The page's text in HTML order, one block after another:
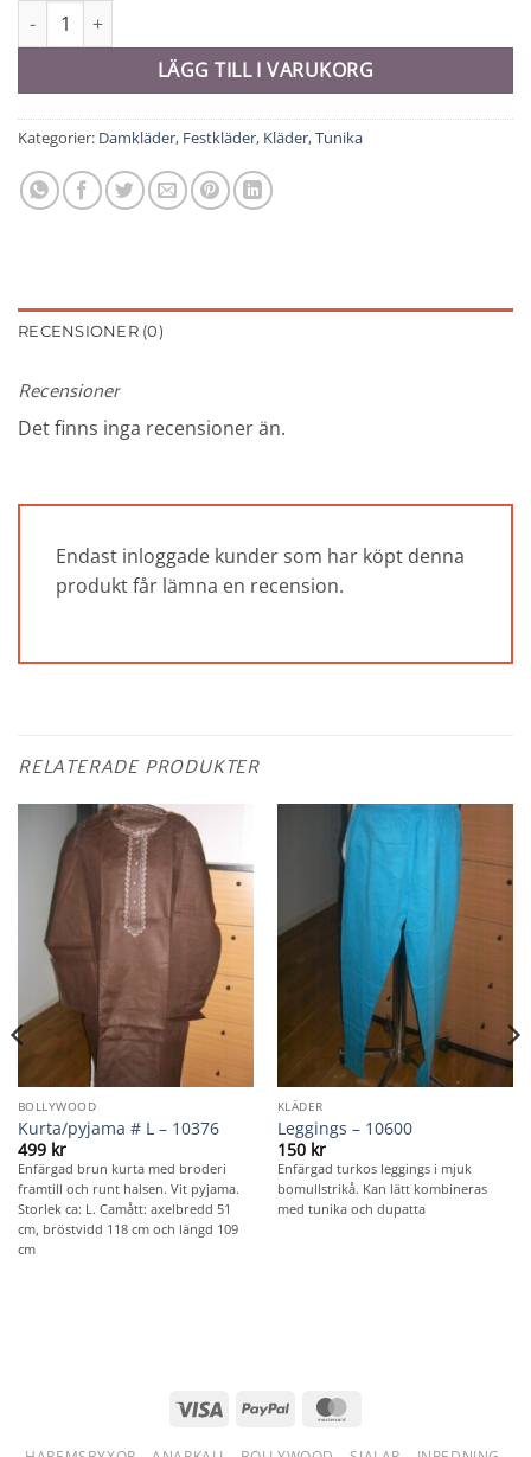
Tunika # 40 - 10090 mängd
LÄGG TILL I VARUKORG
Kategorier: Damkläder, Festkläder, Kläder,Tunika
RECENSIONER (0)
Recensioner
Det finns inga recensioner än.
Endast inloggade kunder som har köpt denna
produkt får lämna en recension.
RELATERADE PRODUKTER
BOLLYWOOD
Kurta/pyjama # L – 10376
499 kr
Enfärgad brun kurta med broderi
framtill och runt halsen. Vit pyjama.
Storlek ca: L. Camått: axelbredd 51
cm, bröstvidd 118 cm och längd 109
cm
KLÄDER
Leggings – 10600
150 kr
Enfärgad turkos leggings i mjuk
bomullstrikå. Kan lätt kombineras
med tunika och dupatta
Visa PayPal